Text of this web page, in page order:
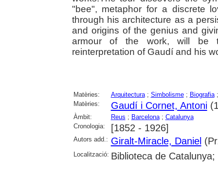
"bee", metaphor for a discrete
through his architecture as a
and origins of the genius and
armour of the work, will be
reinterpretation of Gaudí and his
Matèries: Arquitectura; Simbolisme; Biografia
Matèries:
Gaudí i Cornet, Antoni
Àmbit: Reus ; Barcelona; Catalunya
Cronologia:
[1852 - 1926]
Autors add.: Giralt-Miracle, Daniel
Localització: Biblioteca de